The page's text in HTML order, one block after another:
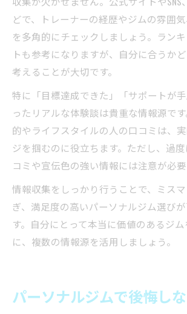
どで、トレーナーの経歴やジムの雰囲
を多角的にチェックしましょう。ラン
トも参考になりますが、自分に合うか
考えることが大切です。
特に「目標達成できた」「サポートが
ったリアルな体験談は貴重な情報源で
的やライフスタイルの人の口コミは、
ジを掴むのに役立ちます。ただし、過
コミや宣伝色の強い情報には注意が必要
情報収集をしっかり行うことで、ミス
ぎ、満足度の高いパーソナルジム選び
す。自分にとって本当に価値のあるジ
に、複数の情報源を活用しましょう。
パーソナルジムで後悔し